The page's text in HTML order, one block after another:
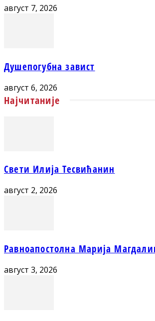
август 7, 2026
Душепогубна завист
август 6, 2026
Најчитаније
Свети Илија Тесвићанин
август 2, 2026
Равноапостолна Марија
август 3, 2026